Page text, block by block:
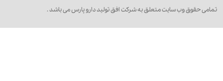
تمامی حقوق وب سایت متعلق به شرکت افق تولید دارو پارس می باشد .